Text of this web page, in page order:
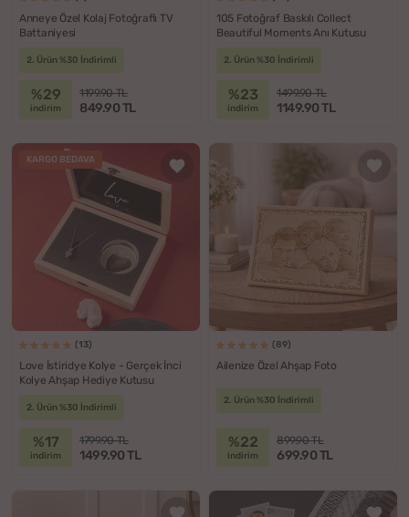
Anneye Özel Kolaj Fotoğraflı TV
Battaniyesi
2. Ürün %30 İndirimli
%29
indirim
1199.90 TL
849.90 TL
105 Fotoğraf Baskılı Collect
Beautiful Moments Anı Kutusu
2. Ürün %30 İndirimli
%23
indirim
1499.90 TL
1149.90 TL
KARGO BEDAVA
(13)
Love İstiridye Kolye - Gerçek İnci
Kolye Ahşap Hediye Kutusu
2. Ürün %30 İndirimli
%17
indirim
1799.90 TL
1499.90 TL
(89)
Ailenize Özel Ahşap Foto
2. Ürün %30 İndirimli
%22
indirim
899.90 TL
699.90 TL